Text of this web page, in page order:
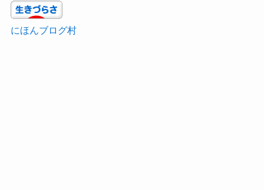
にほんブログ村